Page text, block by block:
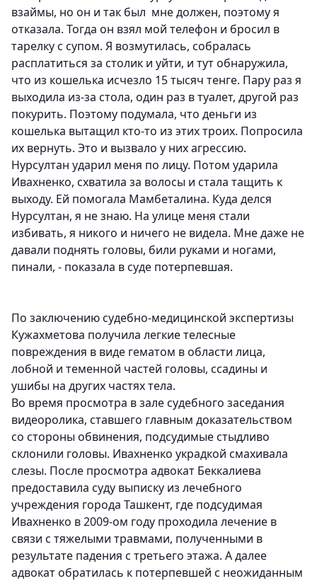
взаймы, но он и так был мне должен, поэтому я
отказала. Тогда он взял мой телефон и бросил в
тарелку с супом. Я возмутилась, собралась
расплатиться за столик и уйти, и тут обнаружила,
что из кошелька исчезло 15 тысяч тенге. Пару раз я
выходила из-за стола, один раз в туалет, другой раз
покурить. Поэтому подумала, что деньги из
кошелька вытащил кто-то из этих троих. Попросила
их вернуть. Это и вызвало у них агрессию.
Нурсултан ударил меня по лицу. Потом ударила
Ивахненко, схватила за волосы и стала тащить к
выходу. Ей помогала Мамбеталина. Куда делся
Нурсултан, я не знаю. На улице меня стали
избивать, я никого и ничего не видела. Мне даже не
давали поднять головы, били руками и ногами,
пинали, - показала в суде потерпевшая.
По заключению судебно-медицинской экспертизы
Кужахметова получила легкие телесные
повреждения в виде гематом в области лица,
лобной и теменной частей головы, ссадины и
ушибы на других частях тела.
Во время просмотра в зале судебного заседания
видеоролика, ставшего главным доказательством
со стороны обвинения, подсудимые стыдливо
склонили головы. Ивахненко украдкой смахивала
слезы. После просмотра адвокат Беккалиева
предоставила суду выписку из лечебного
учреждения города Ташкент, где подсудимая
Ивахненко в 2009-ом году проходила лечение в
связи с тяжелыми травмами, полученными в
результате падения с третьего этажа. А далее
адвокат обратилась к потерпевшей с неожиданным